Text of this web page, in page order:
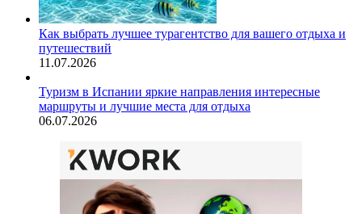
Как выбрать лучшее турагентство для вашего отдыха и
путешествий
11.07.2026
Туризм в Испании яркие направления интересные
маршруты и лучшие места для отдыха
06.07.2026